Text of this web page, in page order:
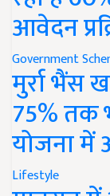
आवेदन
Government
मुर्रा भैंस
75% तक
योजना
Lifestyle